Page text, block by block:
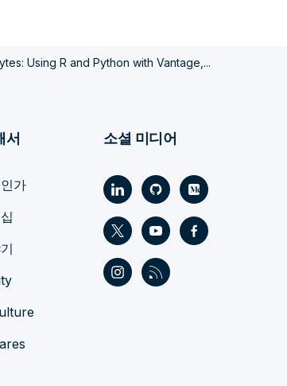
Using R and Python with Vantage,...
서
가
소셜 미디어